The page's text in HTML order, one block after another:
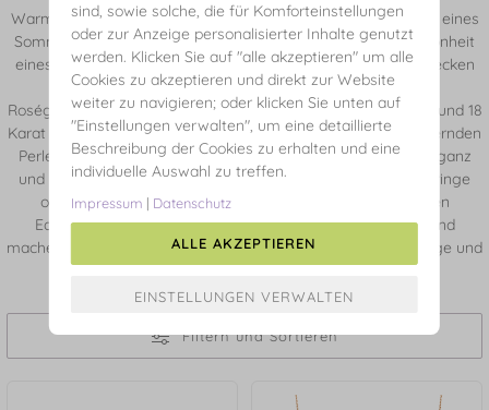
Warme Rosétöne, sanftes Gold und das besondere Leuchten eines
Sommerabends - die Sunset Glow Kollektion vereint die Schönheit
eines Sonnenuntergangs in stilvollen Schmuckdesigns. Entdecken
Sie Schmuck aus 925 Sterlingsilber mit 18 Karat
Roségoldvergoldung sowie ausgewählte Stücke aus 14 Karat und 18
Karat Roségold, veredelt mit Rosenquarz, Rubin und schimmernden
Perlen. Die sommerliche Kollektion steht für Leichtigkeit, Eleganz
und feminine Ausstrahlung. Ob Halsketten, Armbänder, Ohrringe
oder Ringe - die warmen Roségoldtöne und ausgewählten
Edelsteine verleihen jedem Look einen natürlichen Glow und
machen Sunset Glow zum perfekten Begleiter für sonnige Tage und
laue Sommernächte.
Filtern und Sortieren
sind, sowie solche, die für Komforteinstellungen
oder zur Anzeige personalisierter Inhalte genutzt
werden. Klicken Sie auf "alle akzeptieren" um alle
Cookies zu akzeptieren und direkt zur Website
weiter zu navigieren; oder klicken Sie unten auf
"Einstellungen verwalten", um eine detaillierte
Beschreibung der Cookies zu erhalten und eine
individuelle Auswahl zu treffen.
Impressum | Datenschutz
ALLE AKZEPTIEREN